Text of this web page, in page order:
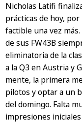
Nicholas Latifi
prácticas de hoy,
factible una vez
de sus FW43B
eliminatoria de la
a la Q3 en Austria y
mente, la primera
pilotos y optar a un
del domingo. Falta
impresiones